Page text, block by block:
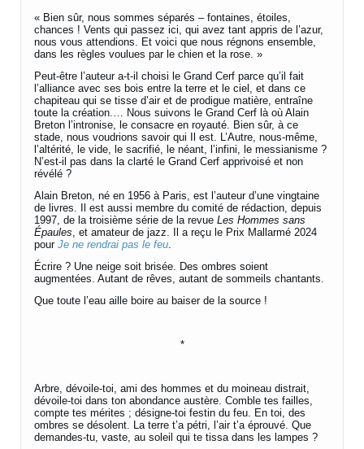
« Bien sûr, nous sommes séparés – fontaines, étoiles,
chances ! Vents qui passez ici, qui avez tant appris de l’azur,
nous vous attendions. Et voici que nous régnons ensemble,
dans les règles voulues par le chien et la rose. »
Peut-être l’auteur a-t-il choisi le Grand Cerf parce qu’il fait
l’alliance avec ses bois entre la terre et le ciel, et dans ce
chapiteau qui se tisse d’air et de prodigue matière, entraîne
toute la création.… Nous suivons le Grand Cerf là où Alain
Breton l’intronise, le consacre en royauté. Bien sûr, à ce
stade, nous voudrions savoir qui Il est. L’Autre, nous-même,
l’altérité, le vide, le sacrifié, le néant, l’infini, le messianisme ?
N’est-il pas dans la clarté le Grand Cerf apprivoisé et non
révélé ?
Alain Breton, né en 1956 à Paris, est l’auteur d’une vingtaine
de livres. Il est aussi membre du comité de rédaction, depuis
1997, de la troisième série de la revueLes Hommes sans
Épaules, et amateur de jazz. Il a reçu le Prix Mallarmé 2024
pourJe ne rendrai pas le feu.
Écrire ? Une neige soit brisée. Des ombres soient
augmentées. Autant de rêves, autant de sommeils chantants.
Que toute l’eau aille boire au baiser de la source !
*
Arbre, dévoile-toi, ami des hommes et du moineau distrait,
dévoile-toi dans ton abondance austère. Comble tes failles,
compte tes mérites ; désigne-toi festin du feu. En toi, des
ombres se désolent. La terre t’a pétri, l’air t’a éprouvé. Que
demandes-tu, vaste, au soleil qui te tissa dans les lampes ?